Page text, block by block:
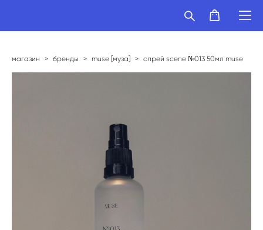
магазин > бренды > muse [муза] > спрей scene №013 50мл muse